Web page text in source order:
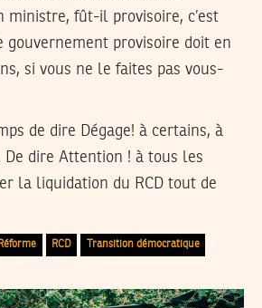
ministre, fût-il provisoire, c’est
gouvernement provisoire doit en
si vous ne le faites pas vous-
de dire Dégage! à certains, à
De dire Attention ! à tous les
la liquidation du RCD tout de
Réforme RCD Transition démocratique